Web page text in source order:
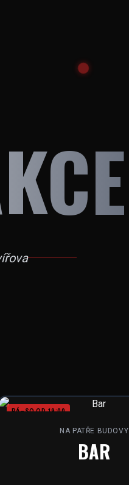
PÁ–SO OD 19:00
NA PATŘE BUDOVY
BAR